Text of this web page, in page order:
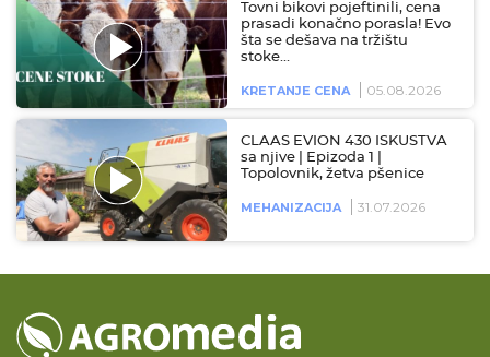
Tovni bikovi pojeftinili, cena
prasadi konačno porasla! Evo
šta se dešava na tržištu
stoke…
KRETANJE CENA 05.08.2026
CLAAS EVION 430 ISKUSTVA
sa njive | Epizoda 1 |
Topolovnik, žetva pšenice
MEHANIZACIJA 31.07.2026